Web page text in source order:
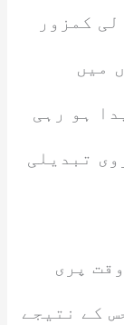
کمزور
میں
ہو رہی
تبدیلی
پری
کے نتیجے